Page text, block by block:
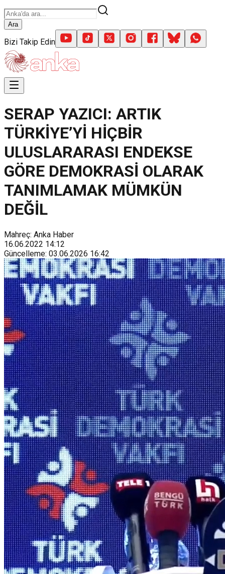
Ara
Bizi Takip Edin
SERAP YAZICI: ARTIK
TÜRKİYE’Yİ HİÇBİR
ULUSLARARASI ENDEKSE
GÖRE DEMOKRASİ OLARAK
TANIMLAMAK MÜMKÜN
DEĞİL
Mahreç: Anka Haber
16.06.2022 14:12
Güncelleme: 03.06.2026 16:42